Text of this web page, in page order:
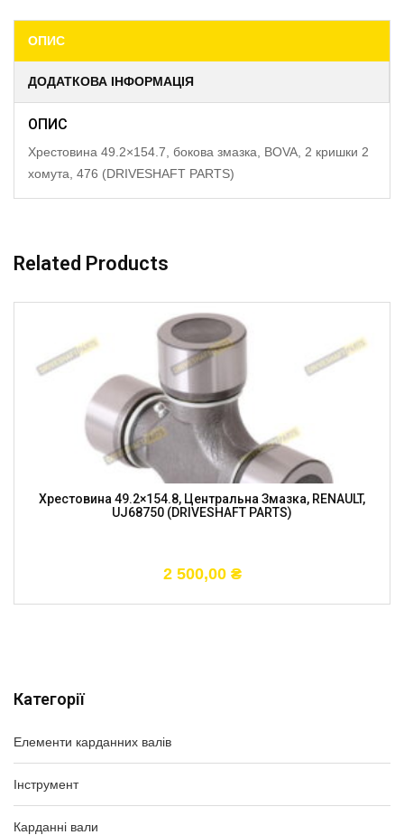
Категорії
Елементи карданних валів
Інструмент
Карданні вали
ОПИС
ДОДАТКОВА ІНФОРМАЦІЯ
ОПИС
Хрестовина 49.2×154.7, бокова змазка, BOVA, 2 кришки 2
хомута, 476 (DRIVESHAFT PARTS)
Related Products
Хрестовина 49.2×154.8, Центральна Змазка, RENAULT,
UJ68750 (DRIVESHAFT PARTS)
2 500,00 ₴